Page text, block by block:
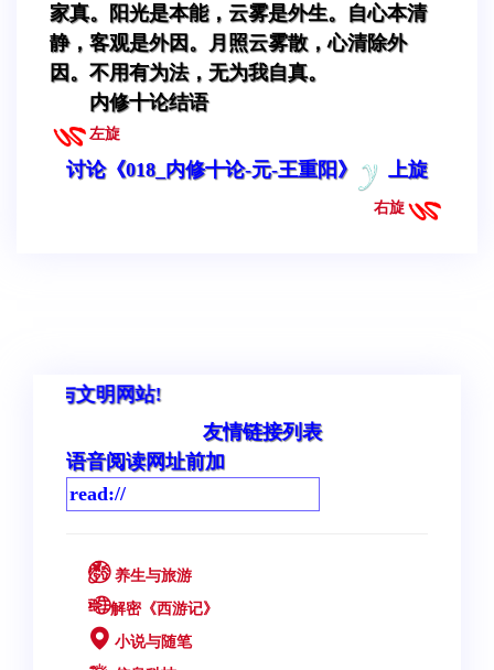
家真。阳光是本能，云雾是外生。自心本清
静，客观是外因。月照云雾散，心清除外
因。不用有为法，无为我自真。
内修十论结语
左旋
讨论《018_内修十论-元-王重阳》 上旋
右旋
友情链接列表
语音阅读网址前加
养生与旅游
解密《西游记》
小说与随笔